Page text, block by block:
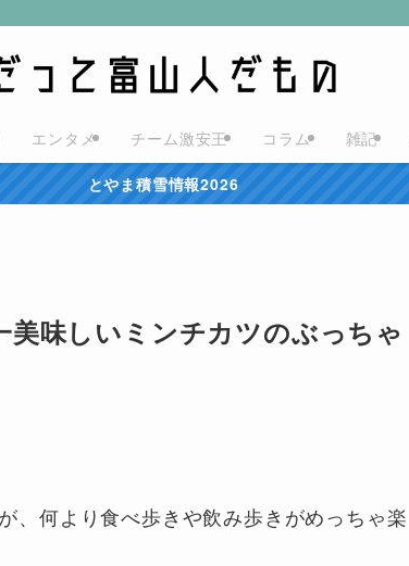
エンタメ チーム激安王 コラム 雑記
とやま積雪情報2026
美味しいミンチカツのぶっちゃ
、何より食べ歩きや飲み歩きがめっちゃ楽